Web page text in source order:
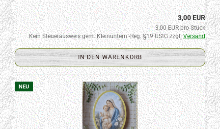
3,00 EUR
3,00 EUR pro Stück
Kein Steuerausweis gem. Kleinuntern.-Reg. §19 UStG zzgl.Versand
IN DEN WARENKORB
NEU